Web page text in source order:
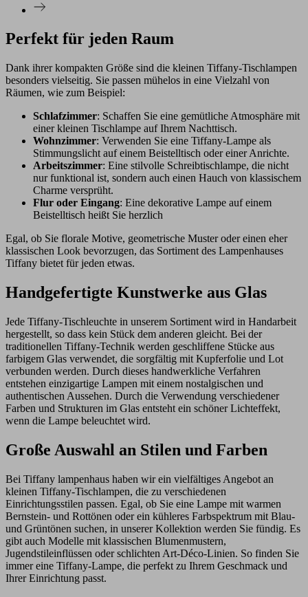
Perfekt für jeden Raum
Dank ihrer kompakten Größe sind die kleinen Tiffany-Tischlampen
besonders vielseitig. Sie passen mühelos in eine Vielzahl von
Räumen, wie zum Beispiel:
Schlafzimmer: Schaffen Sie eine gemütliche Atmosphäre mit
einer kleinen Tischlampe auf Ihrem Nachttisch.
Wohnzimmer: Verwenden Sie eine Tiffany-Lampe als
Stimmungslicht auf einem Beistelltisch oder einer Anrichte.
Arbeitszimmer: Eine stilvolle Schreibtischlampe, die nicht
nur funktional ist, sondern auch einen Hauch von klassischem
Charme versprüht.
Flur oder Eingang: Eine dekorative Lampe auf einem
Beistelltisch heißt Sie herzlich
Egal, ob Sie florale Motive, geometrische Muster oder einen eher
klassischen Look bevorzugen, das Sortiment des Lampenhauses
Tiffany bietet für jeden etwas.
Handgefertigte Kunstwerke aus Glas
Jede Tiffany-Tischleuchte in unserem Sortiment wird in Handarbeit
hergestellt, so dass kein Stück dem anderen gleicht. Bei der
traditionellen Tiffany-Technik werden geschliffene Stücke aus
farbigem Glas verwendet, die sorgfältig mit Kupferfolie und Lot
verbunden werden. Durch dieses handwerkliche Verfahren
entstehen einzigartige Lampen mit einem nostalgischen und
authentischen Aussehen. Durch die Verwendung verschiedener
Farben und Strukturen im Glas entsteht ein schöner Lichteffekt,
wenn die Lampe beleuchtet wird.
Große Auswahl an Stilen und Farben
Bei Tiffany lampenhaus haben wir ein vielfältiges Angebot an
kleinen Tiffany-Tischlampen, die zu verschiedenen
Einrichtungsstilen passen. Egal, ob Sie eine Lampe mit warmen
Bernstein- und Rottönen oder ein kühleres Farbspektrum mit Blau-
und Grüntönen suchen, in unserer Kollektion werden Sie fündig. Es
gibt auch Modelle mit klassischen Blumenmustern,
Jugendstileinflüssen oder schlichten Art-Déco-Linien. So finden Sie
immer eine Tiffany-Lampe, die perfekt zu Ihrem Geschmack und
Ihrer Einrichtung passt.